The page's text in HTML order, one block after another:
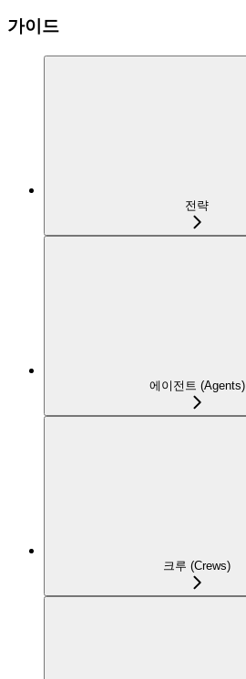
가이드
전략
에이전트 (Agents)
크루 (Crews)